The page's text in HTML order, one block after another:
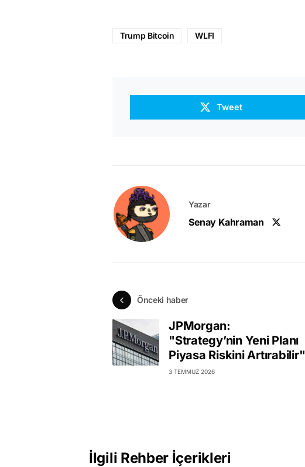
Trump Bitcoin WLFI
Tweet
Yazar
Senay Kahraman
Önceki haber
JPMorgan:
"Strategy’nin Yeni Planı
Piyasa Riskini Artırabilir"
3 TEMMUZ 2026
İlgili Rehber İçerikleri